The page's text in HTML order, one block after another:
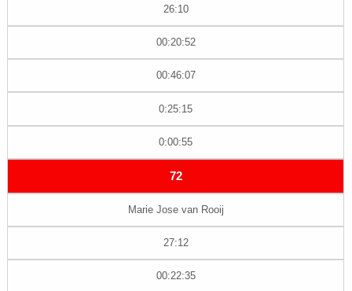
26:10
00:20:52
00:46:07
0:25:15
0:00:55
72
Marie Jose van Rooij
27:12
00:22:35